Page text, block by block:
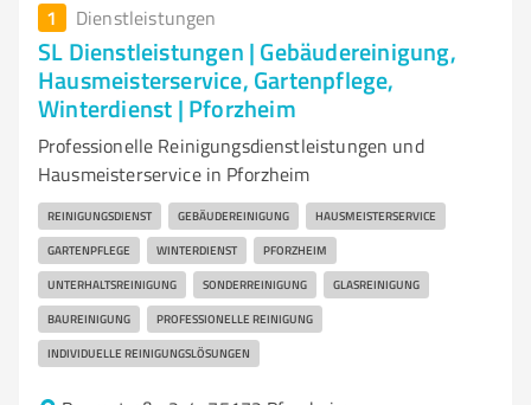
1 Dienstleistungen
SL Dienstleistungen | Gebäudereinigung,
Hausmeisterservice, Gartenpflege,
Winterdienst | Pforzheim
Professionelle Reinigungsdienstleistungen und
Hausmeisterservice in Pforzheim
REINIGUNGSDIENST GEBÄUDEREINIGUNG HAUSMEISTERSERVICE
GARTENPFLEGE WINTERDIENST PFORZHEIM
UNTERHALTSREINIGUNG SONDERREINIGUNG GLASREINIGUNG
BAUREINIGUNG PROFESSIONELLE REINIGUNG
INDIVIDUELLE REINIGUNGSLÖSUNGEN